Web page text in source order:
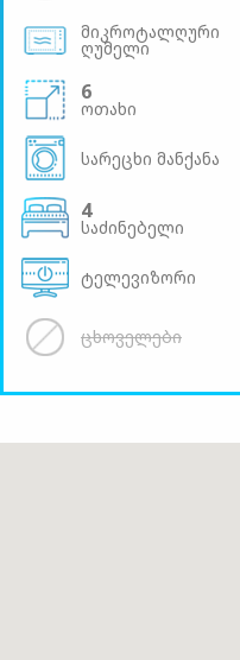
მიკროტალღური
ღუმელი
6
ოთახი
სარეცხი მანქანა
4
საძინებელი
ტელევიზორი
ცხოველები